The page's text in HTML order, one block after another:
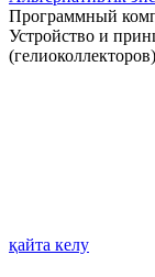
Программный
Устройство и
(гелиоколлекторов)
қайта келу